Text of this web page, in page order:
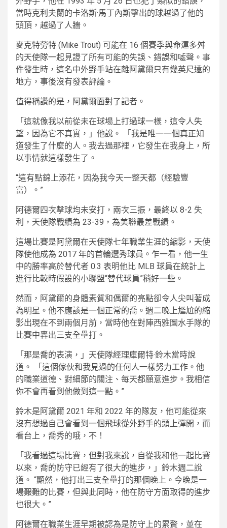
當時克利夫蘭的卡洛斯·馬丁內斯擊出的球越過了他的
頭頂，越過了人牆。
麥克特勞特 (Mike Trout) 可能在 16 個賽季與命運多舛
的天使隊一起見證了所有可能的失誤、錯誤和噓聲。事
件發生時，這名中外野手站在離阿黛爾只有幾英尺遠的
地方，事後沒有發表評論。
值得稱讚的是，阿黛爾面對了記者。
「這就像我以前從未在球場上打過球一樣，這令人失
望，因為它不真實，」他說。 「我是唯一一個真正知
道發生了什麼的人。我去過那裡，它發生在我身上，所
以事情就這樣發生了。
“這有點錦上添花，因為我今天一整天都（經驗豐
富）。”
阿德爾四次擊球均未安打，兩次三振，最終以 8-2 失
利，天使隊戰績為 23-39，為美聯最差戰績。
這場比賽是阿黛爾在天使隊七年職業生涯的縮影，天使
隊使他成為 2017 年的首輪選秀球員。乍一看，他一生
中的勝率高於替代者 0.3 表明他比 MLB 球員在統計上
進行比較時假設的小聯盟“替代球員”稍好一些。
然而，阿黛爾的身體素質和偶爾的亮點卻令人尖叫著成
為明星。他不應該是一個正常的喬。週二晚上尷尬的縮
影出現在不到兩個月前，當時他在對陣西雅圖水手隊的
比賽中轟出三支全壘打。
「那是喬的表演，」天使隊經理庫爾特·鈴木當時說
道。 「這個傢伙和我見過的任何人一樣努力工作。他
的職業道德、對細節的關注、每天都願意進步。我相信
你不會再看到他做到這一點。”
鈴木是阿黛爾 2021 年和 2022 年的隊友，他可能從來
沒有想過自己會看到一個飛球從外野手的頭上彈開，而
看台上，喬秀的哦，不！
「我看過這場比賽，但對我來說，自從我和他一起比賽
以來，喬的防守已經有了很大的進步，」鈴木週二說
道。 “顯然，他打出三支全壘打的那個晚上。今晚是一
場艱難的比賽，但與此同時，他在防守方面取得的進步
也很大。”
阿德爾在職業生涯早期被認為是防守上的累贅，並在